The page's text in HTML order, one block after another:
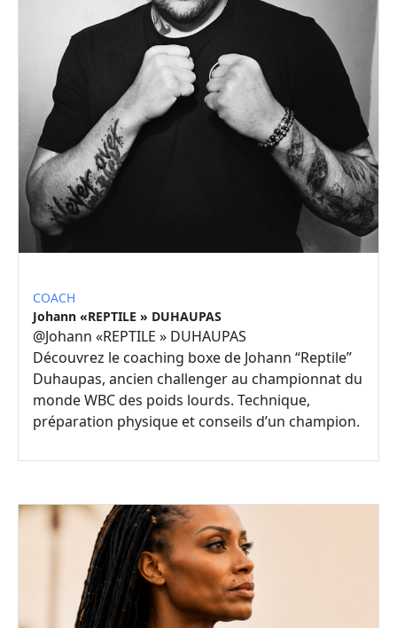
COACH
Johann «REPTILE » DUHAUPAS
@Johann «REPTILE » DUHAUPAS
Découvrez le coaching boxe de Johann “Reptile”
Duhaupas, ancien challenger au championnat du
monde WBC des poids lourds. Technique,
préparation physique et conseils d’un champion.